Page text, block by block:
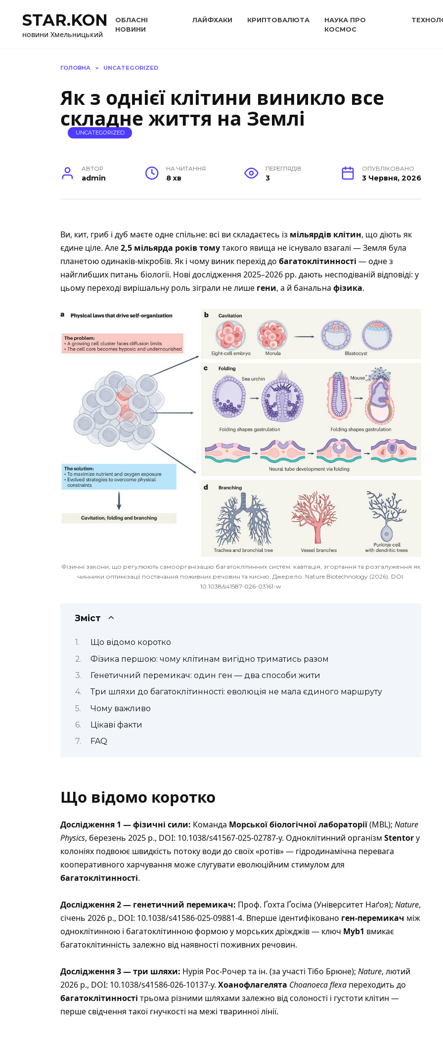
вмістуSTAR.KON
новини Хмельницький
ОБЛАСНІ
НОВИНИ
ЛАЙФХАКИ КРИПТОВАЛЮТА
НАУКА ПРО
КОСМОС
ГОЛОВНА » UNCATEGORIZED
Як з однієї клітини виникло все
складне життя на Землі
UNCATEGORIZED
АВТОР
admin
НА ЧИТАННЯ
8 хв
ПЕРЕГЛЯДІВ
3
ОПУБЛІКОВАНО
3 Червня, 2026
Ви, кит, гриб і дуб маєте одне спільне: всі ви складаєтесь із мільярдів клітин, що діють як
єдине ціле. Але2,5 мільярда років томутакого явища не існувало взагалі — Земля була
планетою одинаків-мікробів. Як і чому виник перехід до багатоклітинності — одне з
найглибших питань біології. Нові дослідження 2025–2026 рр. дають несподіваній відповіді: у
цьому переході вирішальну роль зіграли не лише гени, а й банальна фізика.
Фізичні закони, що регулюють самоорганізацію багатоклітинних систем: кавітація, згортання та розгалуження як
чинники оптимізації постачання поживних речовин та кисню. Джерело: Nature Biotechnology (2026). DOI:
10.1038/s41587-026-03161-w
Зміст
Що відомо коротко
Фізика першою: чому клітинам вигідно триматись разом
Генетичний перемикач: один ген — два способи жити
Три шляхи до багатоклітинності: еволюція не мала єдиного маршруту
Чому важливо
Цікаві факти
FAQ
Що відомо коротко
Дослідження 1 — фізичні сили: Команда Морської біологічної лабораторії(MBL); Nature
Physics, березень 2025 р., DOI: 10.1038/s41567-025-02787-y. Одноклітинний організм Stentorу
колоніях подвоює швидкість потоку води до своїх «ротів» — гідродинамічна перевага
кооперативного харчування може слугувати еволюційним стимулом для
багатоклітинності.
Дослідження 2 — генетичний перемикач: Проф. Ґохта Ґосіма (Університет Наґоя); Nature,
січень 2026 р., DOI: 10.1038/s41586-025-09881-4. Вперше ідентифіковано ген-перемикач між
одноклітинною і багатоклітинною формою у морських дріжджів — ключ Myb1 вмикає
багатоклітинність залежно від наявності поживних речовин.
Дослідження 3 — три шляхи: Нурія Рос-Рочер та ін. (за участі Тібо Брюне); Nature, лютий
2026 р., DOI: 10.1038/s41586-026-10137-y. Хоанофлагелята Choanoeca flexa переходить до
багатоклітинності трьома різними шляхами залежно від солоності і густоти клітин —
перше свідчення такої гнучкості на межі тваринної лінії.